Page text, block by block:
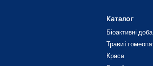
Каталог
Біоактивні
Трави і
Краса